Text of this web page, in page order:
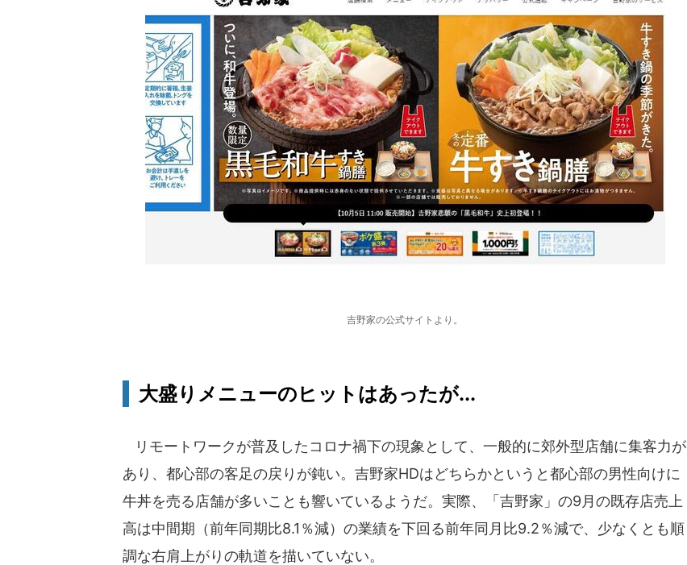
吉野家の公式サイトより。
大盛りメニューのヒットはあったが...
リモートワークが普及したコロナ禍下の現象として、一般的に郊外型店舗に集客力が
あり、都心部の客足の戻りが鈍い。吉野家HDはどちらかというと都心部の男性向けに
牛丼を売る店舗が多いことも響いているようだ。実際、「吉野家」の9月の既存店売上
高は中間期（前年同期比8.1％減）の業績を下回る前年同月比9.2％減で、少なくとも順
調な右肩上がりの軌道を描いていない。